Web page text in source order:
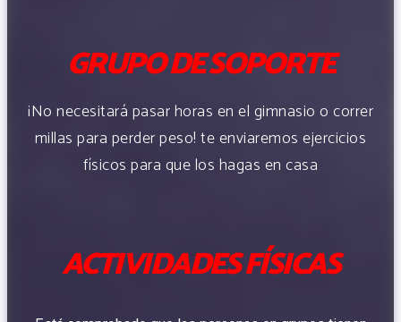
GRUPO DE SOPORTE
¡No necesitará pasar horas en el gimnasio o correr
millas para perder peso! te enviaremos ejercicios
físicos para que los hagas en casa
ACTIVIDADES FÍSICAS